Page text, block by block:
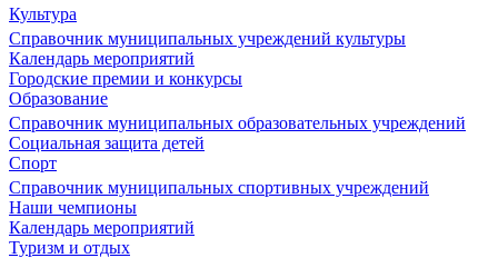
Культура
Справочник муниципальных учреждений культуры
Календарь мероприятий
Городские премии и конкурсы
Образование
Справочник муниципальных образовательных учреждений
Социальная защита детей
Спорт
Справочник муниципальных спортивных учреждений
Наши чемпионы
Календарь мероприятий
Туризм и отдых